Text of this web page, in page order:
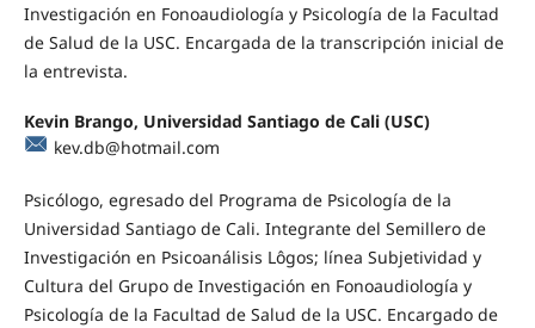
Investigación en Fonoaudiología y Psicología de la Facultad
de Salud de la USC. Encargada de la transcripción inicial de
la entrevista.
Kevin Brango, Universidad Santiago de Cali (USC)
kev.db@hotmail.com
Psicólogo, egresado del Programa de Psicología de la
Universidad Santiago de Cali. Integrante del Semillero de
Investigación en Psicoanálisis Lôgos; línea Subjetividad y
Cultura del Grupo de Investigación en Fonoaudiología y
Psicología de la Facultad de Salud de la USC. Encargado de